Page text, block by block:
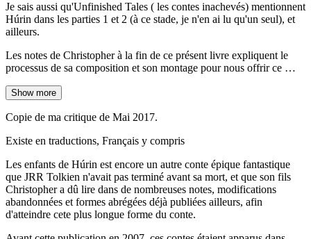
Je sais aussi qu'Unfinished Tales ( les contes inachevés) mentionnent
Húrin dans les parties 1 et 2 (à ce stade, je n'en ai lu qu'un seul), et
ailleurs.
Les notes de Christopher à la fin de ce présent livre expliquent le
processus de sa composition et son montage pour nous offrir ce …
Show more
Copie de ma critique de Mai 2017.
Existe en traductions, Français y compris
Les enfants de Húrin est encore un autre conte épique fantastique
que JRR Tolkien n'avait pas terminé avant sa mort, et que son fils
Christopher a dû lire dans de nombreuses notes, modifications
abandonnées et formes abrégées déjà publiées ailleurs, afin
d'atteindre cete plus longue forme du conte.